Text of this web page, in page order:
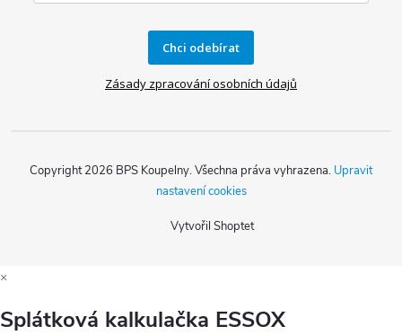
Chci odebírat
Zásady zpracování osobních údajů
Vytvořil Shoptet
Copyright 2026 BPS Koupelny. Všechna práva vyhrazena. Upravit
nastavení cookies
×
Splátková kalkulačka ESSOX